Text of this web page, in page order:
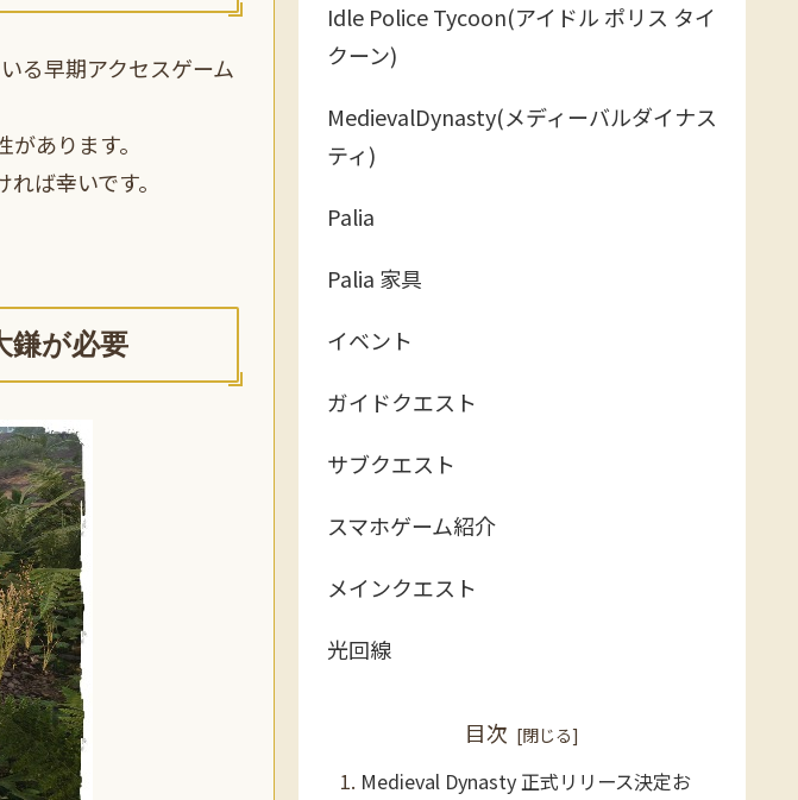
る早期アクセスゲーム
あります。
ば幸いです。
鎌が必要
Idle Police Tycoon(アイドル ポリス タイ
クーン)
MedievalDynasty(メディーバルダイナス
ティ)
Palia
Palia 家具
イベント
ガイドクエスト
サブクエスト
スマホゲーム紹介
メインクエスト
光回線
目次
Medieval Dynasty 正式リリース決定お